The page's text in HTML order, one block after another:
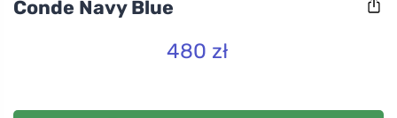
Conde Navy Blue
480 zł